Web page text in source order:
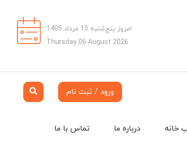
امروز پنج‌شنبه 15 مرداد 1405
Thursday 06 August 2026
ورود / ثبت نام
تماس با ما درباره ما خانه